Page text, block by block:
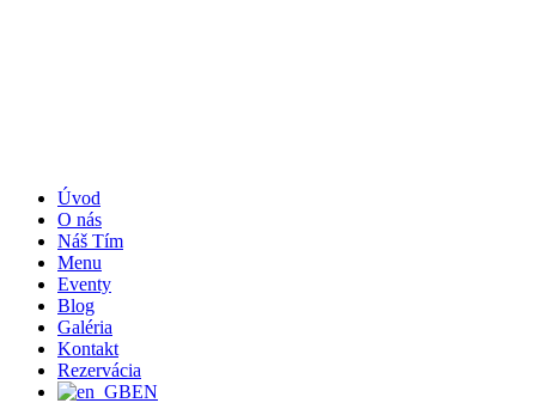
Úvod
O nás
Náš Tím
Menu
Eventy
Blog
Galéria
Kontakt
Rezervácia
EN